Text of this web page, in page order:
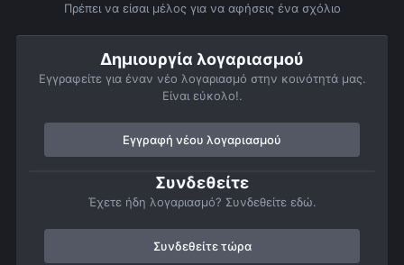
Πρέπει να είσαι μέλος για να αφήσεις ένα σχόλιο
Δημιουργία λογαριασμού
Εγγραφείτε για έναν νέο λογαριασμό στην κοινότητά μας.
Είναι εύκολο!.
Εγγραφή νέου λογαριασμού
Συνδεθείτε
Έχετε ήδη λογαριασμό? Συνδεθείτε εδώ.
Συνδεθείτε τώρα